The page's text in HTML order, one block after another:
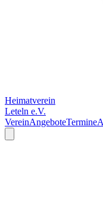
Heimatverein
Leteln e.V.
VereinAngeboteTermine